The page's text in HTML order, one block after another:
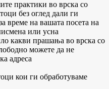
практики во врска со
без оглед дали ги
време на вашата посета на
или усна
какви прашања во врска со
можете да не
адреса
кои ги обработуваме